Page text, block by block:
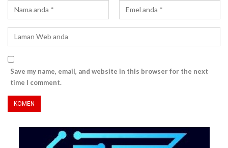
Save my name, email, and website in this browser for the next
time I comment.